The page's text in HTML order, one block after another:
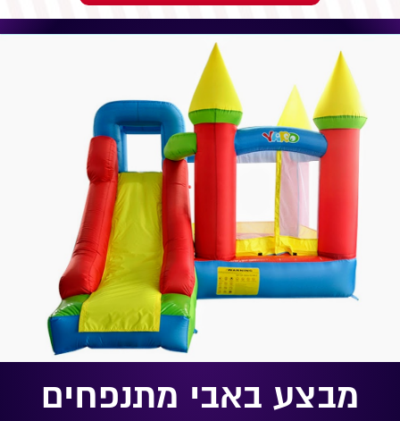
מבצע באבי מתנפחים